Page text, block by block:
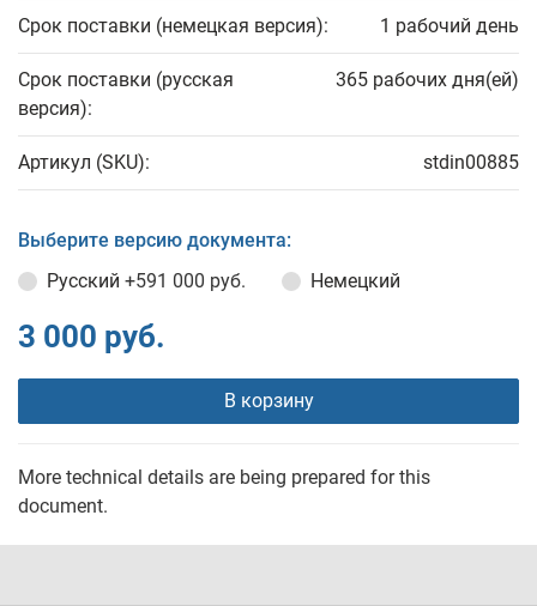
Срок поставки (немецкая версия): 1 рабочий день
Срок поставки (русская
версия):
365 рабочих дня(ей)
Артикул (SKU): stdin00885
Выберите версию документа:
Русский +591 000 руб. Немецкий
3 000 руб.
В корзину
More technical details are being prepared for this
document.